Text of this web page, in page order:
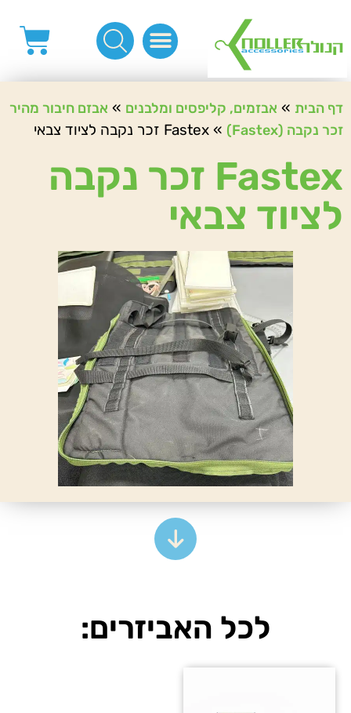
דף הבית » אבזמים, קליפסים ומלבנים » אבזם חיבור מהיר
זכר נקבה (Fastex)
» Fastex זכר נקבה לציוד צבאי
Fastex זכר נקבה
לציוד צבאי
לכל האביזרים: